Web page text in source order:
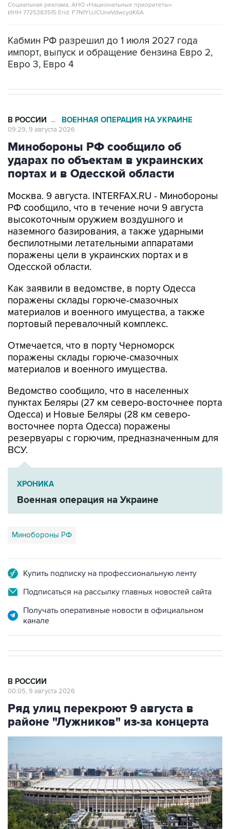
Социальная реклама, АНО «Национальные приоритеты».
ИНН 7725383515 Erid: F7NfYUJCUneVdwcydK6A
Кабмин РФ разрешил до 1 июля 2027 года
импорт, выпуск и обращение бензина Евро 2,
Евро 3, Евро 4
В РОССИИ → ВОЕННАЯ ОПЕРАЦИЯ НА УКРАИНЕ
09:29, 9 августа 2026
Минобороны РФ сообщило об
ударах по объектам в украинских
портах и в Одесской области
Москва. 9 августа. INTERFAX.RU - Минобороны
РФ сообщило, что в течение ночи 9 августа
высокоточным оружием воздушного и
наземного базирования, а также ударными
беспилотными летательными аппаратами
поражены цели в украинских портах и в
Одесской области.
Как заявили в ведомстве, в порту Одесса
поражены склады горюче-смазочных
материалов и военного имущества, а также
портовый перевалочный комплекс.
Отмечается, что в порту Черноморск
поражены склады горюче-смазочных
материалов и военного имущества.
Ведомство сообщило, что в населенных
пунктах Беляры (27 км северо-восточнее порта
Одесса) и Новые Беляры (28 км северо-
восточнее порта Одесса) поражены
резервуары с горючим, предназначенным для
ВСУ.
ХРОНИКА
Военная операция на Украине
Минобороны РФ
Купить подписку на профессиональную ленту
Подписаться на рассылку главных новостей сайта
Получать оперативные новости в официальном
канале
В РОССИИ
00:05, 9 августа 2026
Ряд улиц перекроют 9 августа в
районе "Лужников" из-за концерта